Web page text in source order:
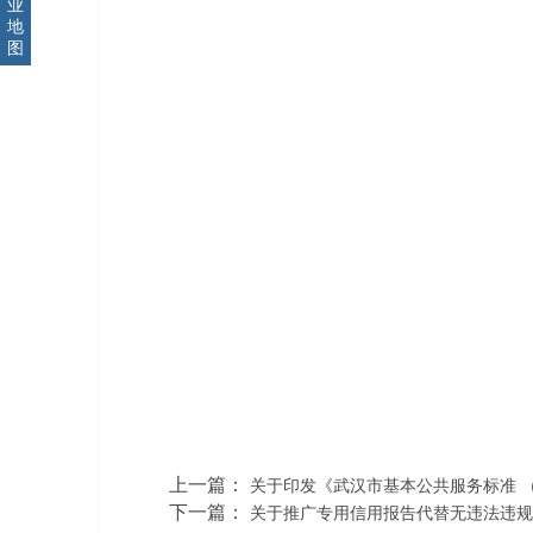
上一篇： 关于印发《武汉市基本公共服务标准
下一篇： 关于推广专用信用报告代替无违法违
业
地
图